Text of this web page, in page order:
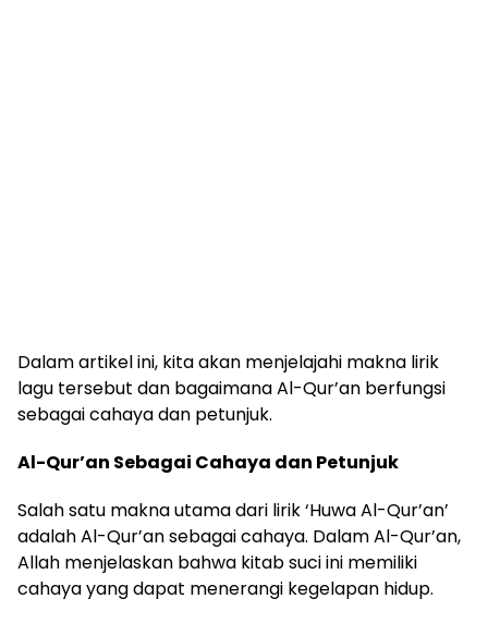
Dalam artikel ini, kita akan menjelajahi makna lirik
lagu tersebut dan bagaimana Al-Qur’an berfungsi
sebagai cahaya dan petunjuk.
Al-Qur’an Sebagai Cahaya dan Petunjuk
Salah satu makna utama dari lirik ‘Huwa Al-Qur’an’
adalah Al-Qur’an sebagai cahaya. Dalam Al-Qur’an,
Allah menjelaskan bahwa kitab suci ini memiliki
cahaya yang dapat menerangi kegelapan hidup.